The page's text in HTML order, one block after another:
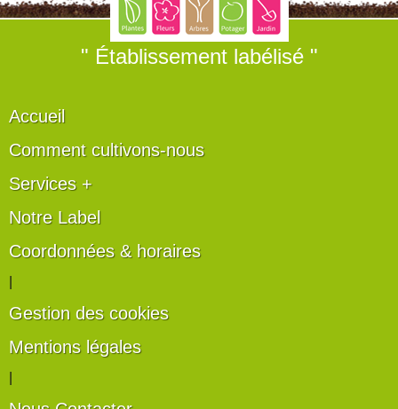
" Établissement labélisé "
Accueil
Comment cultivons-nous
Services +
Notre Label
Coordonnées & horaires
Gestion des cookies
Mentions légales